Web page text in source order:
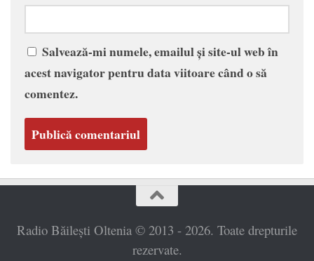
Salvează-mi numele, emailul și site-ul web în
acest navigator pentru data viitoare când o să
comentez.
Radio Băilești Oltenia © 2013 - 2026. Toate drepturile
rezervate.